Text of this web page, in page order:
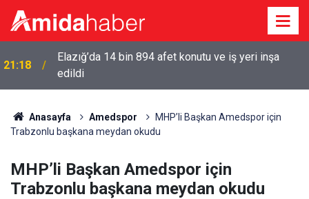
21:18
Elazığ’da 14 bin 894 afet konutu ve iş yeri inşa
edildi
Anasayfa Amedspor
MHP’li Başkan Amedspor için
Trabzonlu başkana meydan okudu
MHP’li Başkan Amedspor için
Trabzonlu başkana meydan okudu